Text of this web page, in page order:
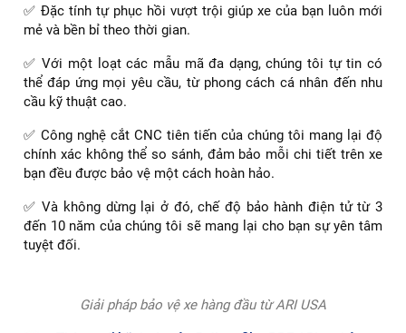
✅ Đặc tính tự phục hồi vượt trội giúp xe của bạn luôn mới
mẻ và bền bỉ theo thời gian.
✅ Với một loạt các mẫu mã đa dạng, chúng tôi tự tin có
thể đáp ứng mọi yêu cầu, từ phong cách cá nhân đến nhu
cầu kỹ thuật cao.
✅ Công nghệ cắt CNC tiên tiến của chúng tôi mang lại độ
chính xác không thể so sánh, đảm bảo mỗi chi tiết trên xe
bạn đều được bảo vệ một cách hoàn hảo.
✅ Và không dừng lại ở đó, chế độ bảo hành điện tử từ 3
đến 10 năm của chúng tôi sẽ mang lại cho bạn sự yên tâm
tuyệt đối.